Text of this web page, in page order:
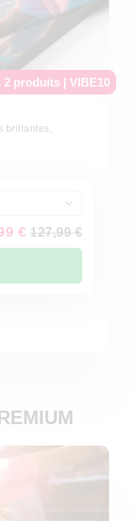
2 produits | VIBE10
brillantes,
€ 127,99 €